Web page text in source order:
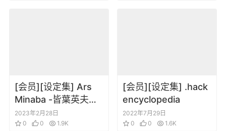
[会员][设定集] Ars
Minaba -皆葉英夫の
「原点」たち-[DL版]
2023年2月28日
0
0 1.9K
[会员][设定集] .hack
encyclopedia
2022年7月29日
0
0 1.6K